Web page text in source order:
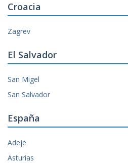
Croacia
Zagrev
El Salvador
San Migel
San Salvador
España
Adeje
Asturias